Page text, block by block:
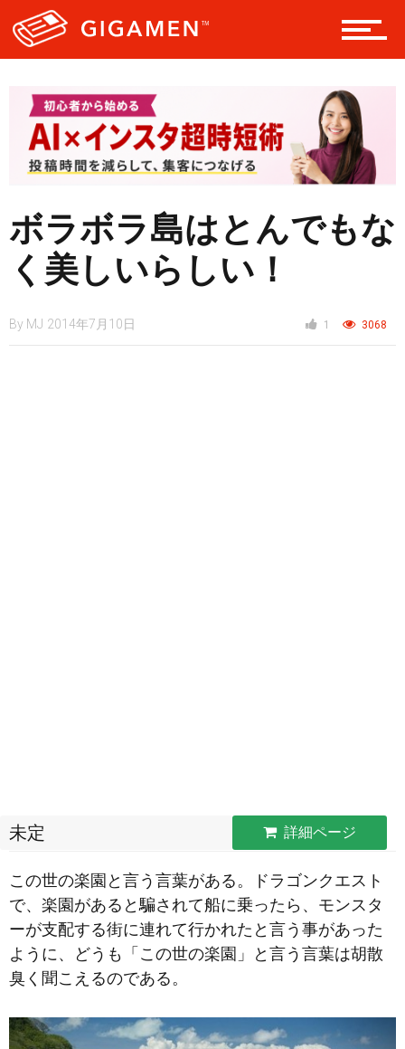
ヘルス・健康
スタイル
仮想通貨
ボラボラ島はとんでもな
く美しいらしい！
By MJ 2014年7月10日 1 3068
未定 詳細ページ
この世の楽園と言う言葉がある。ドラゴンクエスト
で、楽園があると騙されて船に乗ったら、モンスタ
ーが支配する街に連れて行かれたと言う事があった
ように、どうも「この世の楽園」と言う言葉は胡散
臭く聞こえるのである。